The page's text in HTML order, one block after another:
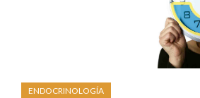
ENDOCRINOLOGÍA